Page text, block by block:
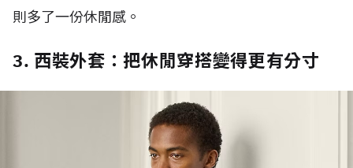
則多了一份休閒感。
3. 西裝外套：把休閒穿搭變得更有分寸